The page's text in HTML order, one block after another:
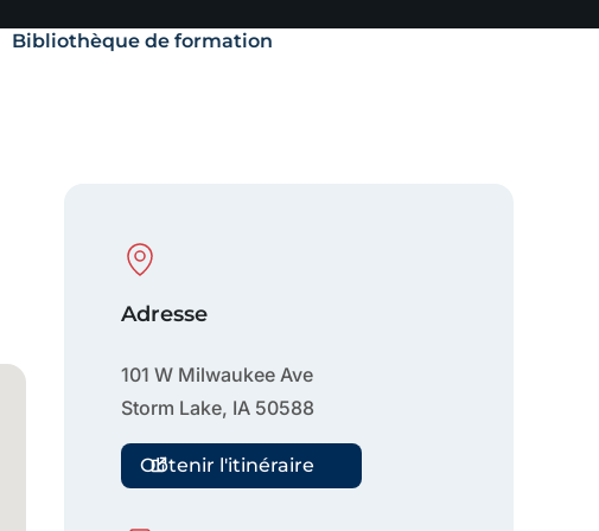
Bibliothèque de formation
Physical Location
Adresse
101 W Milwaukee Ave
Storm Lake, IA 50588
Obtenir l'itinéraire